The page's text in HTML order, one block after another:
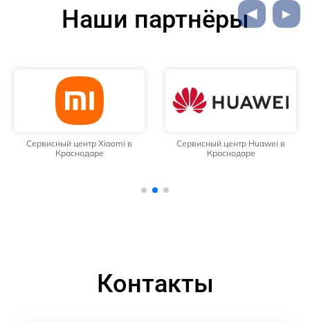
Наши партнёры
Сервисный центр Xiaomi в
Краснодаре
Сервисный центр Huawei в
Краснодаре
Контакты